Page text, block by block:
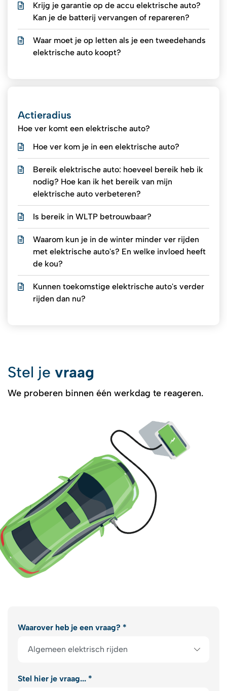
Krijg je garantie op de accu elektrische auto?
Kan je de batterij vervangen of repareren?
Waar moet je op letten als je een tweedehands
elektrische auto koopt?
Actieradius
Hoe ver komt een elektrische auto?
Hoe ver kom je in een elektrische auto?
Bereik elektrische auto: hoeveel bereik heb ik
nodig? Hoe kan ik het bereik van mijn
elektrische auto verbeteren?
Is bereik in WLTP betrouwbaar?
Waarom kun je in de winter minder ver rijden
met elektrische auto's? En welke invloed heeft
de kou?
Kunnen toekomstige elektrische auto's verder
rijden dan nu?
Stel je vraag
We proberen binnen één werkdag te reageren.
Waarover heb je een vraag? *
Stel hier je vraag... *